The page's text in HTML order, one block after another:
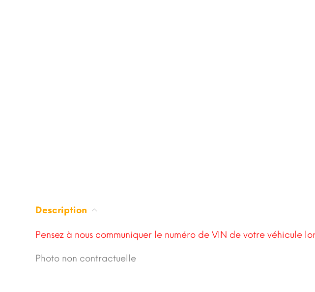
Description
Pensez à nous communiquer le numéro de VIN de votre véhicule
Photo non contractuelle